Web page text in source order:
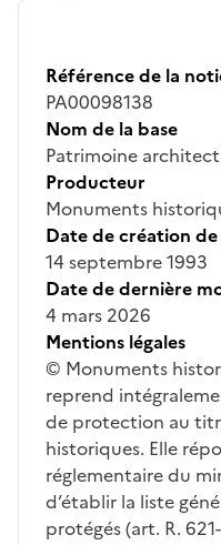
Référence de la
PA00098138
Nom de la base
Patrimoine
Producteur
Monuments
Date de création
14 septembre 1993
Date de dernière
4 mars 2026
Mentions légales
© Monuments
reprend
de protection au
historiques. Elle
réglementaire du
d’établir la liste
protégés (art. R.